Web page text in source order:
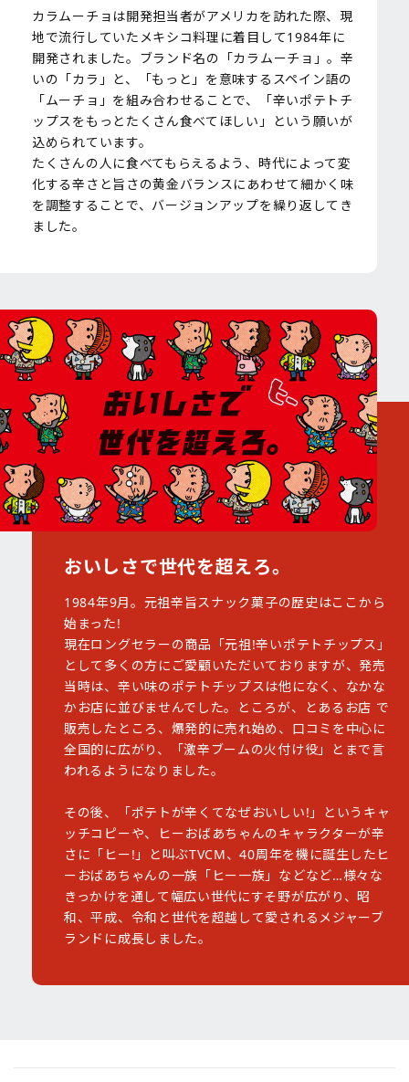
カラムーチョは開発担当者がアメリカを訪れた際、現
地で流行していたメキシコ料理に着目して1984年に
開発されました。ブランド名の「カラムーチョ」。辛
いの「カラ」と、「もっと」を意味するスペイン語の
「ムーチョ」を組み合わせることで、「辛いポテトチ
ップスをもっとたくさん食べてほしい」という願いが
込められています。
たくさんの人に食べてもらえるよう、時代によって変
化する辛さと旨さの黄金バランスにあわせて細かく味
を調整することで、バージョンアップを繰り返してき
ました。
おいしさで世代を超えろ。
1984年9月。元祖辛旨スナック菓子の歴史はここから
始まった!
現在ロングセラーの商品「元祖!辛いポテトチップス」
として多くの方にご愛顧いただいておりますが、発売
当時は、辛い味のポテトチップスは他になく、なかな
かお店に並びませんでした。ところが、とあるお店 で
販売したところ、爆発的に売れ始め、口コミを中心に
全国的に広がり、「激辛ブームの火付け役」とまで言
われるようになりました。
その後、「ポテトが辛くてなぜおいしい!」というキャ
ッチコピーや、ヒーおばあちゃんのキャラクターが辛
さに「ヒー!」と叫ぶTVCM、40周年を機に誕生したヒ
ーおばあちゃんの一族「ヒー一族」などなど…様々な
きっかけを通して幅広い世代にすそ野が広がり、昭
和、平成、令和と世代を超越して愛されるメジャーブ
ランドに成長しました。